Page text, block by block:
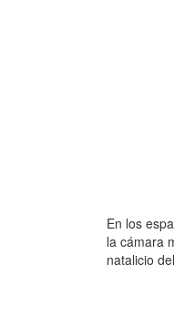
En los
la cámara
natalicio